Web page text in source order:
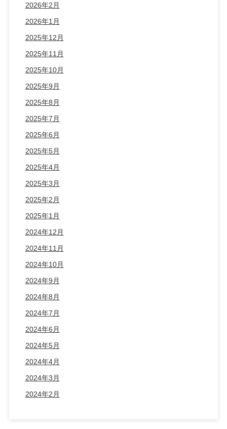
2026年2月
2026年1月
2025年12月
2025年11月
2025年10月
2025年9月
2025年8月
2025年7月
2025年6月
2025年5月
2025年4月
2025年3月
2025年2月
2025年1月
2024年12月
2024年11月
2024年10月
2024年9月
2024年8月
2024年7月
2024年6月
2024年5月
2024年4月
2024年3月
2024年2月